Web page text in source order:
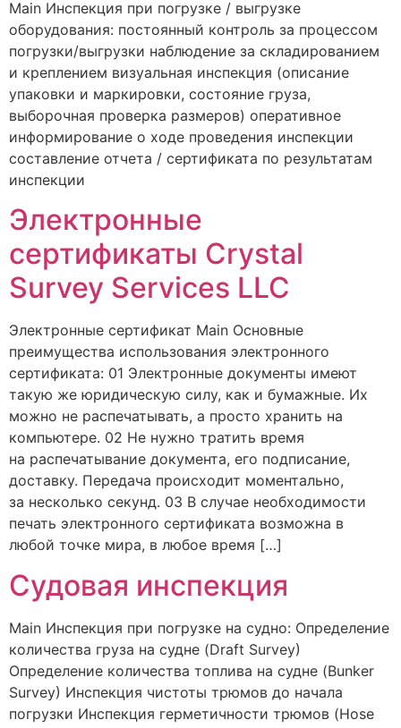
Main Инспекция при погрузке / выгрузке
оборудования: постоянный контроль за процессом
погрузки/выгрузки наблюдение за складированием
и креплением визуальная инспекция (описание
упаковки и маркировки, состояние груза,
выборочная проверка размеров) оперативное
информирование о ходе проведения инспекции
составление отчета / сертификата по результатам
инспекции
Электронные
сертификаты Crystal
Survey Services LLC
Электронные сертификат Main Основные
преимущества использования электронного
сертификата: 01 Электронные документы имеют
такую же юридическую силу, как и бумажные. Их
можно не распечатывать, а просто хранить на
компьютере. 02 Не нужно тратить время
на распечатывание документа, его подписание,
доставку. Передача происходит моментально,
за несколько секунд. 03 В случае необходимости
печать электронного сертификата возможна в
любой точке мира, в любое время […]
Судовая инспекция
Main Инспекция при погрузке на судно: Определение
количества груза на судне (Draft Survey)
Определение количества топлива на судне (Bunker
Survey) Инспекция чистоты трюмов до начала
погрузки Инспекция герметичности трюмов (Hose